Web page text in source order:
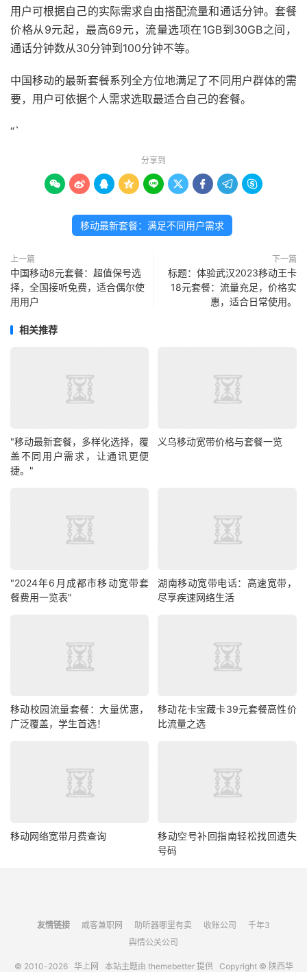
用户可根据自己的实际需求自由搭配流量和通话分钟。套餐
价格从9元起，最高69元，流量选项在1GB到30GB之间，
通话分钟数从30分钟到100分钟不等。
中国移动的最新套餐系列全方位地满足了不同用户群体的需
要，用户可依据个人需求选取最适合自己的套餐。
“`
分享到
        
移动最新套餐：满足不同用户需求
上一篇
中国移动8元套餐：超值保号选
择，全国接听免费，适合偶尔使
用用户
下一篇
标题：体验武汉2023移动王卡
18元套餐：流量充足，价格实
惠，适合日常使用。
相关推荐
"移动最新套餐，多样化选择，覆
盖不同用户需求，让通讯更便
捷。"
义乌移动宽带价格与套餐一览
"2024年6月成都市移动宽带套
餐费用一览表"
湖南移动宽带电话：高速宽带，
尽享疾速网络生活
移动校园流量套餐：大量优惠，
广泛覆盖，学生首选！
移动花卡宝藏卡39元套餐高性价
比流量之选
移动网络宽带月费查询
移动空号补回指南轻松找回遗失
号码
友情链接 威客兼职网 助听器哪里有卖 收账公司
千年3
舆情公关公司
© 2010-2026 华上网 本站主题由 themebetter提供 Copyright © 陕西华